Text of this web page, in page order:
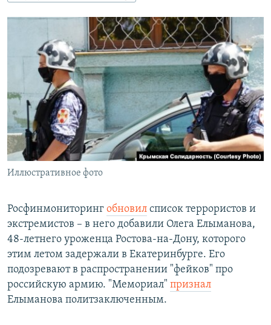
СИБИРЬ.РЕАЛИИ
РАСПИСАНИЕ ВЕЩАНИЯ
ПОДПИШИТЕСЬ НА РАССЫЛКУ
СОЦИАЛЬНЫЕ СЕТИ
Иллюстративное фото
Росфинмониторинг обновил список террористов и
экстремистов – в него добавили Олега Елыманова,
48-летнего уроженца Ростова-на-Дону, которого
этим летом задержали в Екатеринбурге. Его
подозревают в распространении "фейков" про
российскую армию. "Мемориал" признал
Елыманова политзаключенным.